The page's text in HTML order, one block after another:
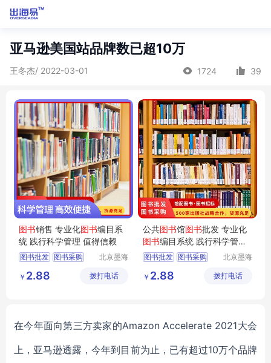
亚马逊美国站品牌数已超10万
王冬杰/ 2022-03-01 1724 39
图书销售 专业化图书编目系
统 践行科学管理 值得信赖
图书批发 图书采购
图书
北京墨海
有限公司
￥ 2.88 拨打电话
公共图书馆图书批发 专业化
图书编目系统 践行科学管理
值得信赖
图书批发 图书采购
图书
北京墨海
有限公司
￥ 2.88 拨打电话
在今年面向第三方卖家的AmazonAccelerate 2021大会
上，亚马逊透露 ，今年到目前为止，已有超过10万个品牌